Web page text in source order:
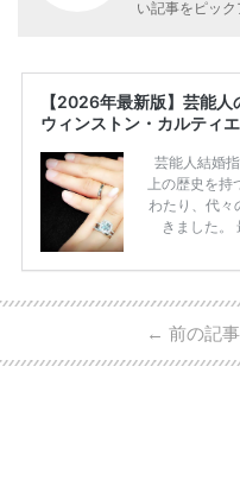
い記事をピッ
【2026年最新版】芸能
ウィンストン・カルティ
芸能人結婚
上の歴史を持
わたり、代々
きました。
高品質の宝
ん・魔裟斗
贈られた指輪
← 前の記事